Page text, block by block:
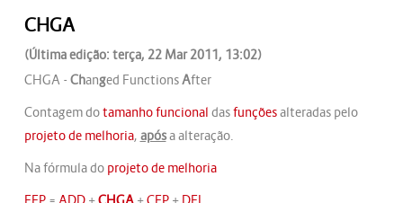
CHGA
(Última edição: terça, 22 Mar 2011, 13:02)
CHGA - Changed FunctionsAfter
Contagem dotamanho funcional dasfunçõesalteradas pelo
projeto de melhoria, apósa alteração.
Na fórmula do projeto de melhoria